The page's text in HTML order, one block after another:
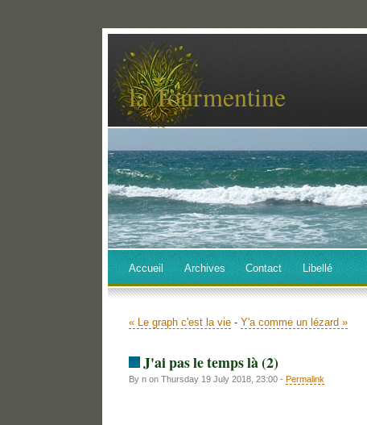
la Tourmentine
Accueil Archives Contact Libellé
« Le graph c'est la vie - Y'a comme un lézard »
J'ai pas le temps là (2)
By n on Thursday 19 July 2018, 23:00 - Permalink